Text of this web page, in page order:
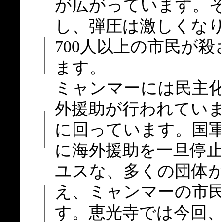
が広がっています。
し、弾圧は激しくな
700人以上の市民が
ます。
ミャンマーには民主
外援助が行われてい
に回っています。国
に海外援助を一旦停
ユスな、多くの団体
え、ミャンマーの市
す。恵光寺では今回